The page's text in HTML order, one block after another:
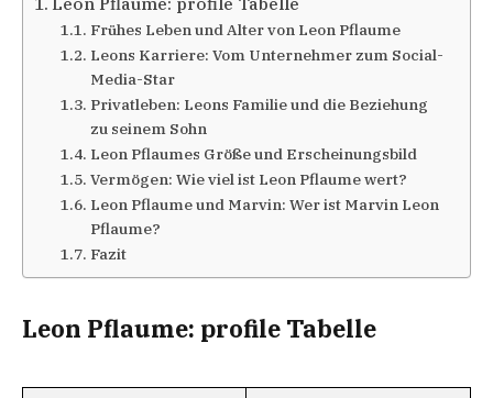
Frühes Leben und Alter von Leon Pflaume
Leons Karriere: Vom Unternehmer zum Social-
Media-Star
Privatleben: Leons Familie und die Beziehung
zu seinem Sohn
Leon Pflaumes Größe und Erscheinungsbild
Vermögen: Wie viel ist Leon Pflaume wert?
Leon Pflaume und Marvin: Wer ist Marvin Leon
Pflaume?
Fazit
Leon Pflaume: profile Tabelle